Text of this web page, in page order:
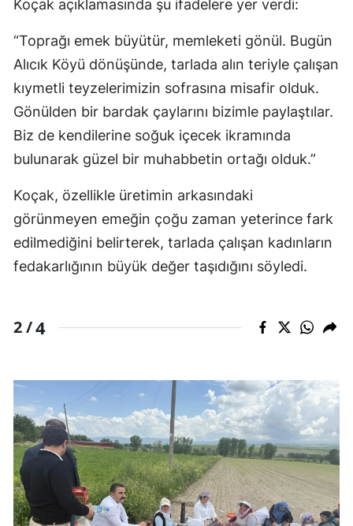
Koçak açıklamasında şu ifadelere yer verdi:
“Toprağı emek büyütür, memleketi gönül. Bugün
Alıcık Köyü dönüşünde, tarlada alın teriyle çalışan
kıymetli teyzelerimizin sofrasına misafir olduk.
Gönülden bir bardak çaylarını bizimle paylaştılar.
Biz de kendilerine soğuk içecek ikramında
bulunarak güzel bir muhabbetin ortağı olduk.”
Koçak, özellikle üretimin arkasındaki
görünmeyen emeğin çoğu zaman yeterince fark
edilmediğini belirterek, tarlada çalışan kadınların
fedakarlığının büyük değer taşıdığını söyledi.
2 /4